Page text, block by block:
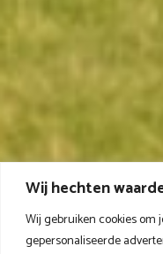
Wij hechten
Wij gebruiken cookies om
gepersonaliseerde